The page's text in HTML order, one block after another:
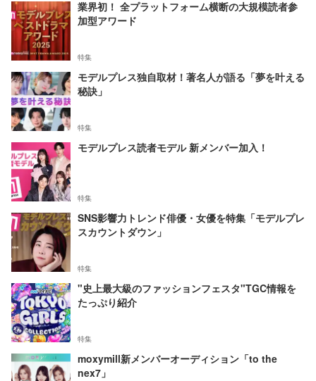
業界初！ 全プラットフォーム横断の大規模読者参
加型アワード
特集
モデルプレス独自取材！著名人が語る「夢を叶える
秘訣」
特集
モデルプレス読者モデル 新メンバー加入！
特集
SNS影響力トレンド俳優・女優を特集「モデルプレ
スカウントダウン」
特集
"史上最大級のファッションフェスタ"TGC情報を
たっぷり紹介
特集
moxymill新メンバーオーディション「to the
nex7」